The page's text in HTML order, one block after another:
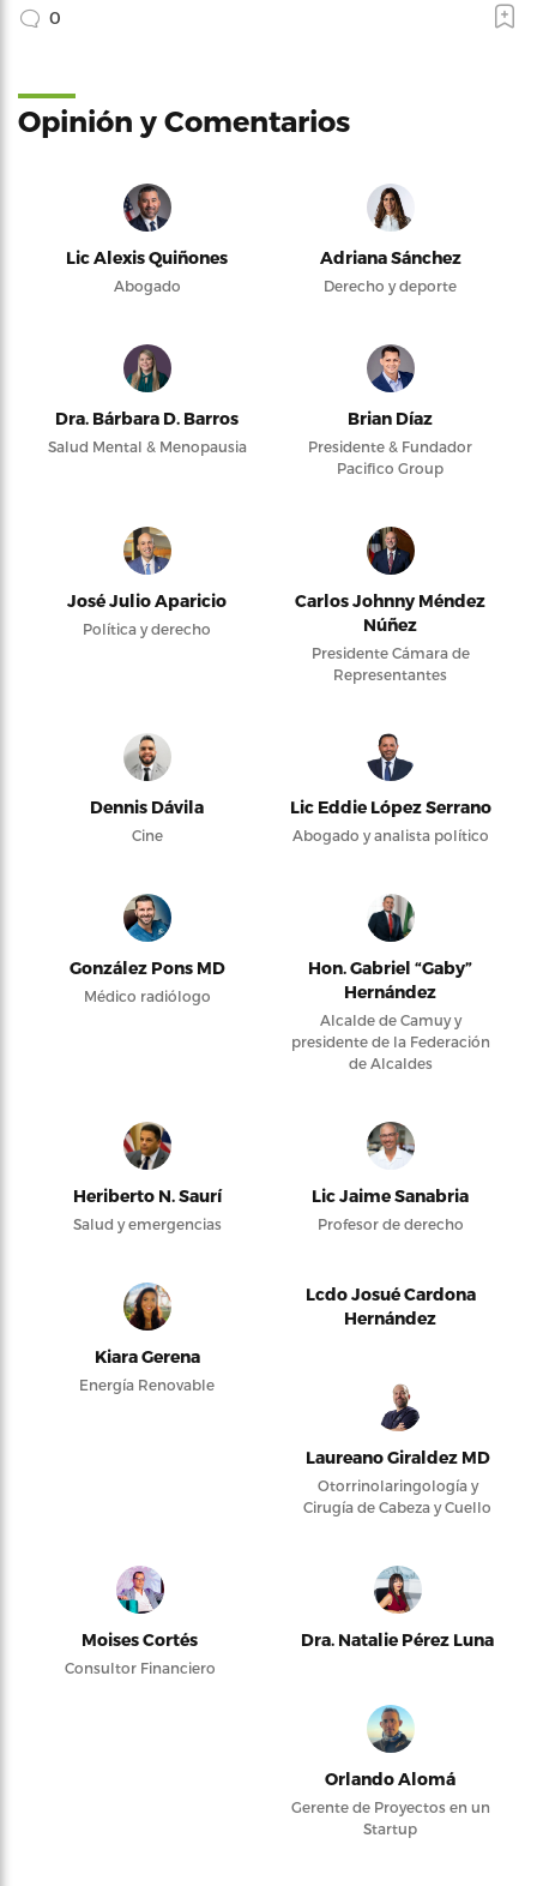
0
Opinión y Comentarios
Lic Alexis Quiñones
Abogado
Adriana Sánchez
Derecho y deporte
Dra. Bárbara D. Barros
Salud Mental & Menopausia
Brian Díaz
Presidente & Fundador
Pacifico Group
José Julio Aparicio
Política y derecho
Carlos Johnny Méndez
Núñez
Presidente Cámara de
Representantes
Dennis Dávila
Cine
Lic Eddie López Serrano
Abogado y analista político
González Pons MD
Médico radiólogo
Hon. Gabriel “Gaby”
Hernández
Alcalde de Camuy y
presidente de la Federación
de Alcaldes
Heriberto N. Saurí
Salud y emergencias
Lic Jaime Sanabria
Profesor de derecho
Kiara Gerena
Energía Renovable
Lcdo Josué Cardona
Hernández
Laureano Giraldez MD
Otorrinolaringología y
Cirugía de Cabeza y Cuello
Moises Cortés
Consultor Financiero
Dra. Natalie Pérez Luna
Orlando Alomá
Gerente de Proyectos en un
Startup